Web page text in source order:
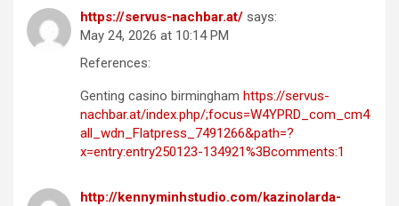
https://servus-nachbar.at/ says:
May 24, 2026 at 10:14 PM
References:
Genting casino birmingham https://servus-
nachbar.at/index.php/;focus=W4YPRD_com_cm4
all_wdn_Flatpress_7491266&path=?
x=entry:entry250123-134921%3Bcomments:1
http://kennyminhstudio.com/kazinolarda-